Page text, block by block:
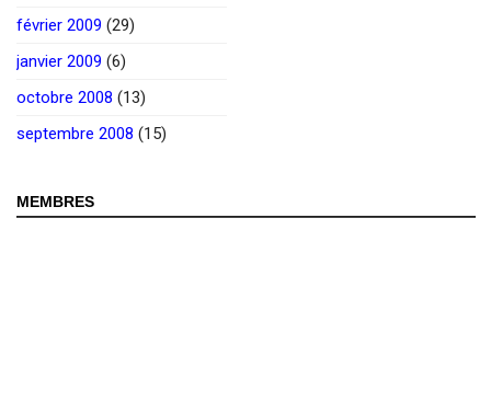
février 2009 (29)
janvier 2009 (6)
octobre 2008 (13)
septembre 2008 (15)
MEMBRES